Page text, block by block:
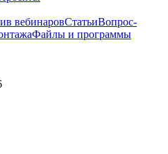
вебинаровСтатьиВопрос-
Файлы и программы